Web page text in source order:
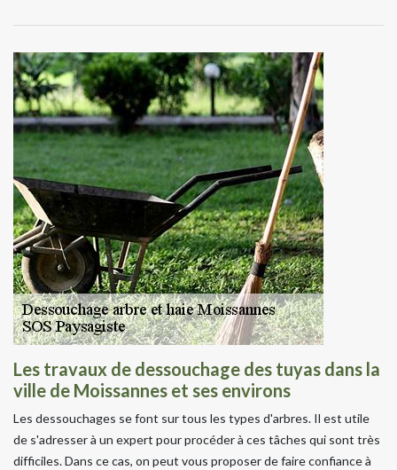
Les travaux de dessouchage des tuyas dans la
ville de Moissannes et ses environs
Les dessouchages se font sur tous les types d'arbres. Il est utile
de s'adresser à un expert pour procéder à ces tâches qui sont très
difficiles. Dans ce cas, on peut vous proposer de faire confiance à